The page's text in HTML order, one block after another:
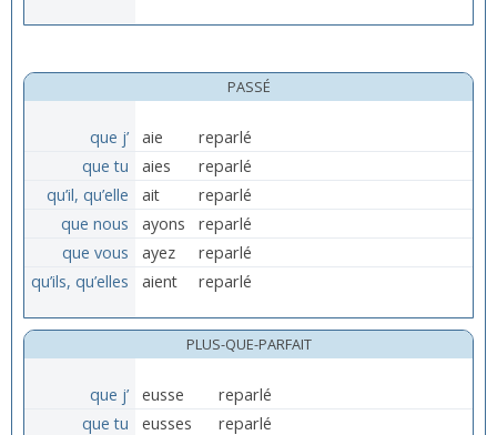
PASSÉ
que j’ aie
reparlé
que tu
aies
reparlé
qu’il, qu’elle
ait
reparlé
que nous
ayons
reparlé
que vous
ayez
reparlé
qu’ils, qu’elles
aient reparlé
PLUS-QUE-PARFAIT
que j’ eusse
reparlé
que tu
eusses
reparlé